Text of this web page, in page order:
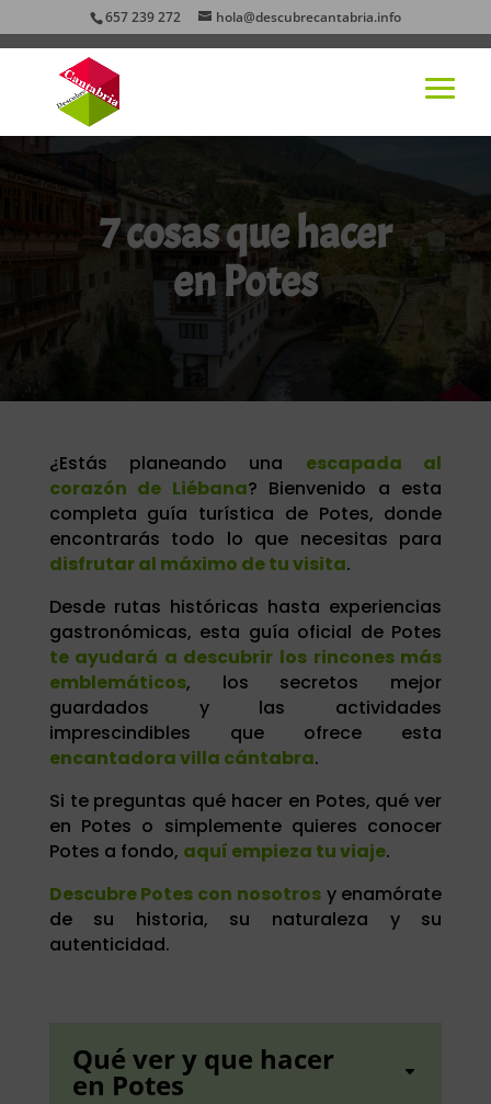
657 239 272 hola@descubrecantabria.info
7 cosas que hacer
en Potes
¿Estás planeando una escapada al
corazón de Liébana? Bienvenido a esta
completa guía turística de Potes, donde
encontrarás todo lo que necesitas para
disfrutar al máximo de tu visita.
Desde rutas históricas hasta experiencias
gastronómicas, esta guía oficial de Potes
te ayudará a descubrir los rincones más
emblemáticos, los secretos mejor
guardados y las actividades
imprescindibles que ofrece esta
encantadora villa cántabra.
Si te preguntas qué hacer en Potes, qué ver
en Potes o simplemente quieres conocer
Potes a fondo, aquí empieza tu viaje.
Descubre Potes con nosotrosy enamórate
de su historia, su naturaleza y su
autenticidad.
Qué ver y que hacer
en Potes